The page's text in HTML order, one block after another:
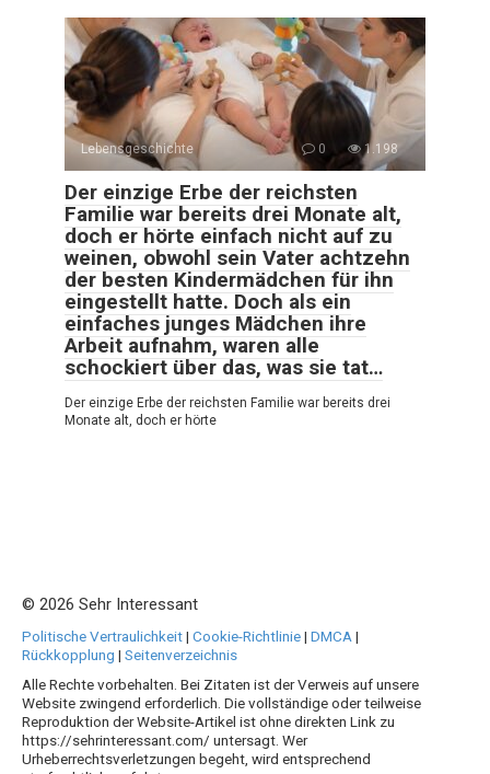
Lebensgeschichte 0 1.198
Der einzige Erbe der reichsten
Familie war bereits drei Monate alt,
doch er hörte einfach nicht auf zu
weinen, obwohl sein Vater achtzehn
der besten Kindermädchen für ihn
eingestellt hatte. Doch als ein
einfaches junges Mädchen ihre
Arbeit aufnahm, waren alle
schockiert über das, was sie tat…
Der einzige Erbe der reichsten Familie war bereits drei
Monate alt, doch er hörte
© 2026 Sehr Interessant
Politische Vertraulichkeit| Cookie-Richtlinie| DMCA |
Rückkopplung | Seitenverzeichnis
Alle Rechte vorbehalten. Bei Zitaten ist der Verweis auf unsere
Website zwingend erforderlich. Die vollständige oder teilweise
Reproduktion der Website-Artikel ist ohne direkten Link zu
https://sehrinteressant.com/ untersagt. Wer
Urheberrechtsverletzungen begeht, wird entsprechend